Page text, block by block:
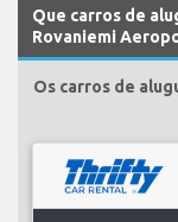
Que carros de
Rovaniemi
Os carros de